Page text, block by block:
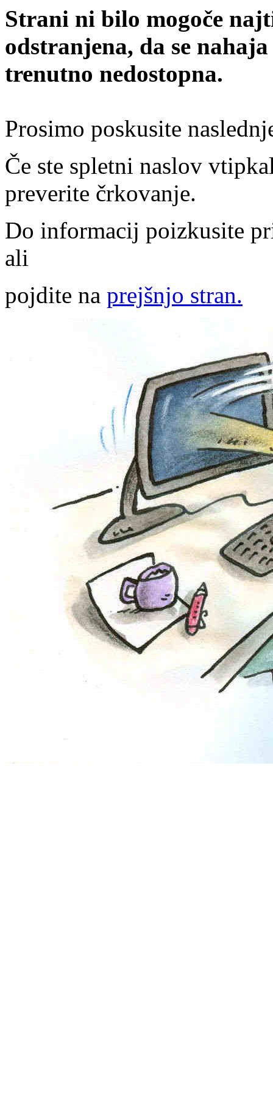
Strani ni bilo mogoče
odstranjena, da se
trenutno nedostopna.
Prosimo poskusite
Če ste spletni naslov
preverite črkovanje.
Do informacij poizkusite
ali
pojdite na prejšnjo stran.